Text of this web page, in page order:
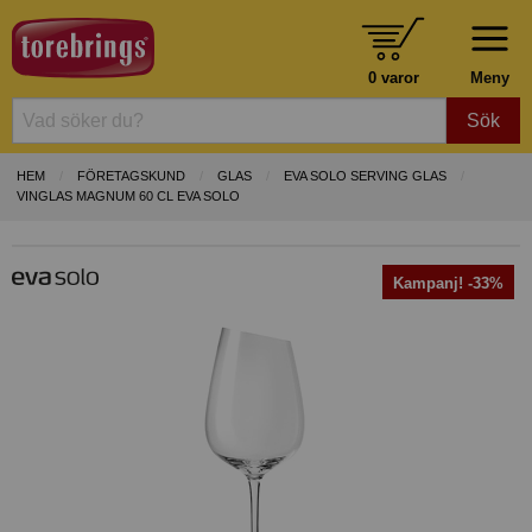
Meny
0 varor
Sök
HEM FÖRETAGSKUND GLAS
EVA SOLO SERVING GLAS
VINGLAS MAGNUM 60 CL EVA SOLO
Kampanj! -33%